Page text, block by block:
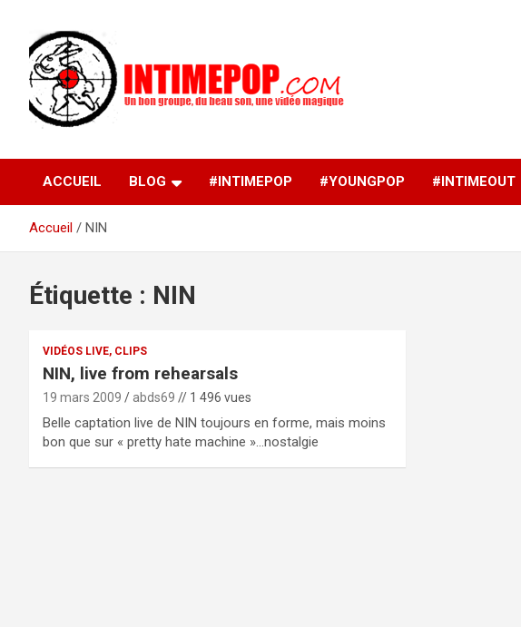
contenu
intimepop.com
musiques actuelles pop rock, post-rock, indé sur Lyon. rock pop
concert lyon
ACCUEIL BLOG #INTIMEPOP #YOUNGPOP #INTIMEOUT
Accueil NIN
Étiquette : NIN
VIDÉOS LIVE, CLIPS
NIN, live from rehearsals
19 mars 2009 abds69 // 1 496 vues
Belle captation live de NIN toujours en forme, mais moins
bon que sur « pretty hate machine »…nostalgie